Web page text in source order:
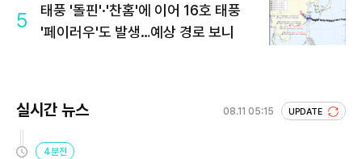
5
태풍 '돌핀'·'찬홈'에 이어 16호 태풍
'페이러우'도 발생…예상 경로 보니
실시간 뉴스 08.11 05:15 UPDATE
4분전